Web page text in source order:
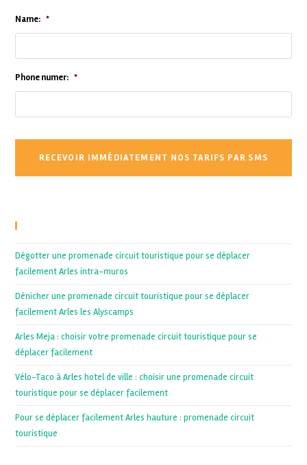
Name: *
Phone numer: *
Dégotter une promenade circuit touristique pour se déplacer
facilement Arles intra-muros
Dénicher une promenade circuit touristique pour se déplacer
facilement Arles les Alyscamps
Arles Meja : choisir votre promenade circuit touristique pour se
déplacer facilement
Vélo-Taco à Arles hotel de ville : choisir une promenade circuit
touristique pour se déplacer facilement
Pour se déplacer facilement Arles hauture : promenade circuit
touristique